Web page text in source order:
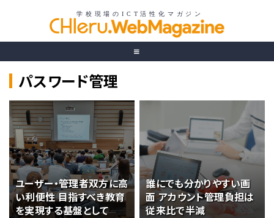
パスワード管理
ユーザー・管理者双方に高
い利便性 目指すべき教育
を実現する基盤として
誰にでも分かりやすい画
面 アカウント管理負担は
従来比で半減